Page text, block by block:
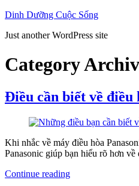
Skip
content
Dinh Dưỡng Cuộc Sống
Just another WordPress site
Category
Điều cần biết về điều
Khi nhắc về máy điều hòa
Panasonic giúp bạn hiểu rõ hơn
Continue reading“Điều